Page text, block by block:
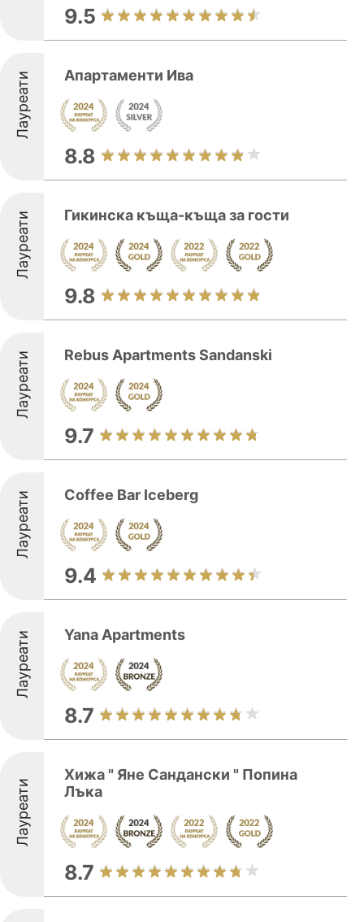
9.5
Лауреати Апартаменти Ива
8.8
Лауреати Гикинска къща-къща за гости
9.8
Лауреати Rebus Apartments Sandanski
9.7
Лауреати Coffee Bar Iceberg
9.4
Лауреати Yana Apartments
8.7
Лауреати
Хижа " Яне Сандански " Попина
Лъка
8.7